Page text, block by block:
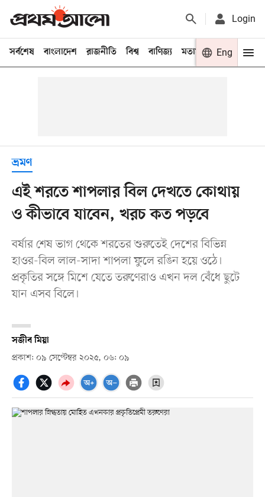
Login
সর্বশেষ বাংলাদেশ রাজনীতি বিশ্ব বাণিজ্য মতামত খেলা
Eng
ভ্রমণ
এই শরতে শাপলার বিল দেখতে কোথায়
ও কীভাবে যাবেন, খরচ কত পড়বে
বর্ষার শেষ ভাগ থেকে শরতের শুরুতেই দেশের বিভিন্ন
হাওর-বিল লাল-সাদা শাপলা ফুলে রঙিন হয়ে ওঠে।
প্রকৃতির সঙ্গে মিশে যেতে তরুণেরাও এখন দল বেঁধে ছুটে
যান এসব বিলে।
সজীব মিয়া
প্রকাশ: ০৯ সেপ্টেম্বর ২০২৫, ০৬: ০৯